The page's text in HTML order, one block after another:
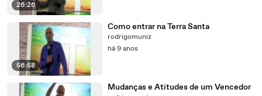
26:26
56:58
Como entrar na Terra Santa
rodrigomuniz
há 9 anos
Mudanças e Atitudes de um Vencedor